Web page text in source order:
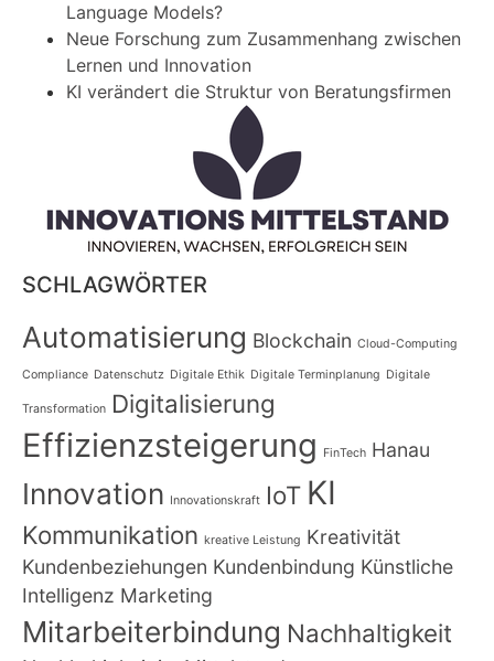
Language Models?
Neue Forschung zum Zusammenhang zwischen
Lernen und Innovation
KI verändert die Struktur von Beratungsfirmen
SCHLAGWÖRTER
Automatisierung Blockchain Cloud-Computing
Compliance Datenschutz Digitale Ethik Digitale Terminplanung Digitale
Transformation Digitalisierung
Effizienzsteigerung FinTech Hanau
Innovation Innovationskraft IoT KI
Kommunikation kreative Leistung Kreativität
Kundenbeziehungen Kundenbindung Künstliche
Intelligenz Marketing
Mitarbeiterbindung Nachhaltigkeit